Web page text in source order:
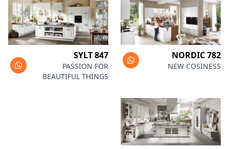
NORDIC 782
NEW COSINESS
SYLT 847
PASSION FOR
BEAUTIFUL THINGS